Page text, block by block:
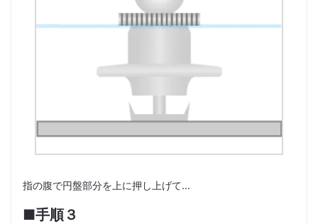
指の腹で円盤部分を上に押し上げて…
■手順３